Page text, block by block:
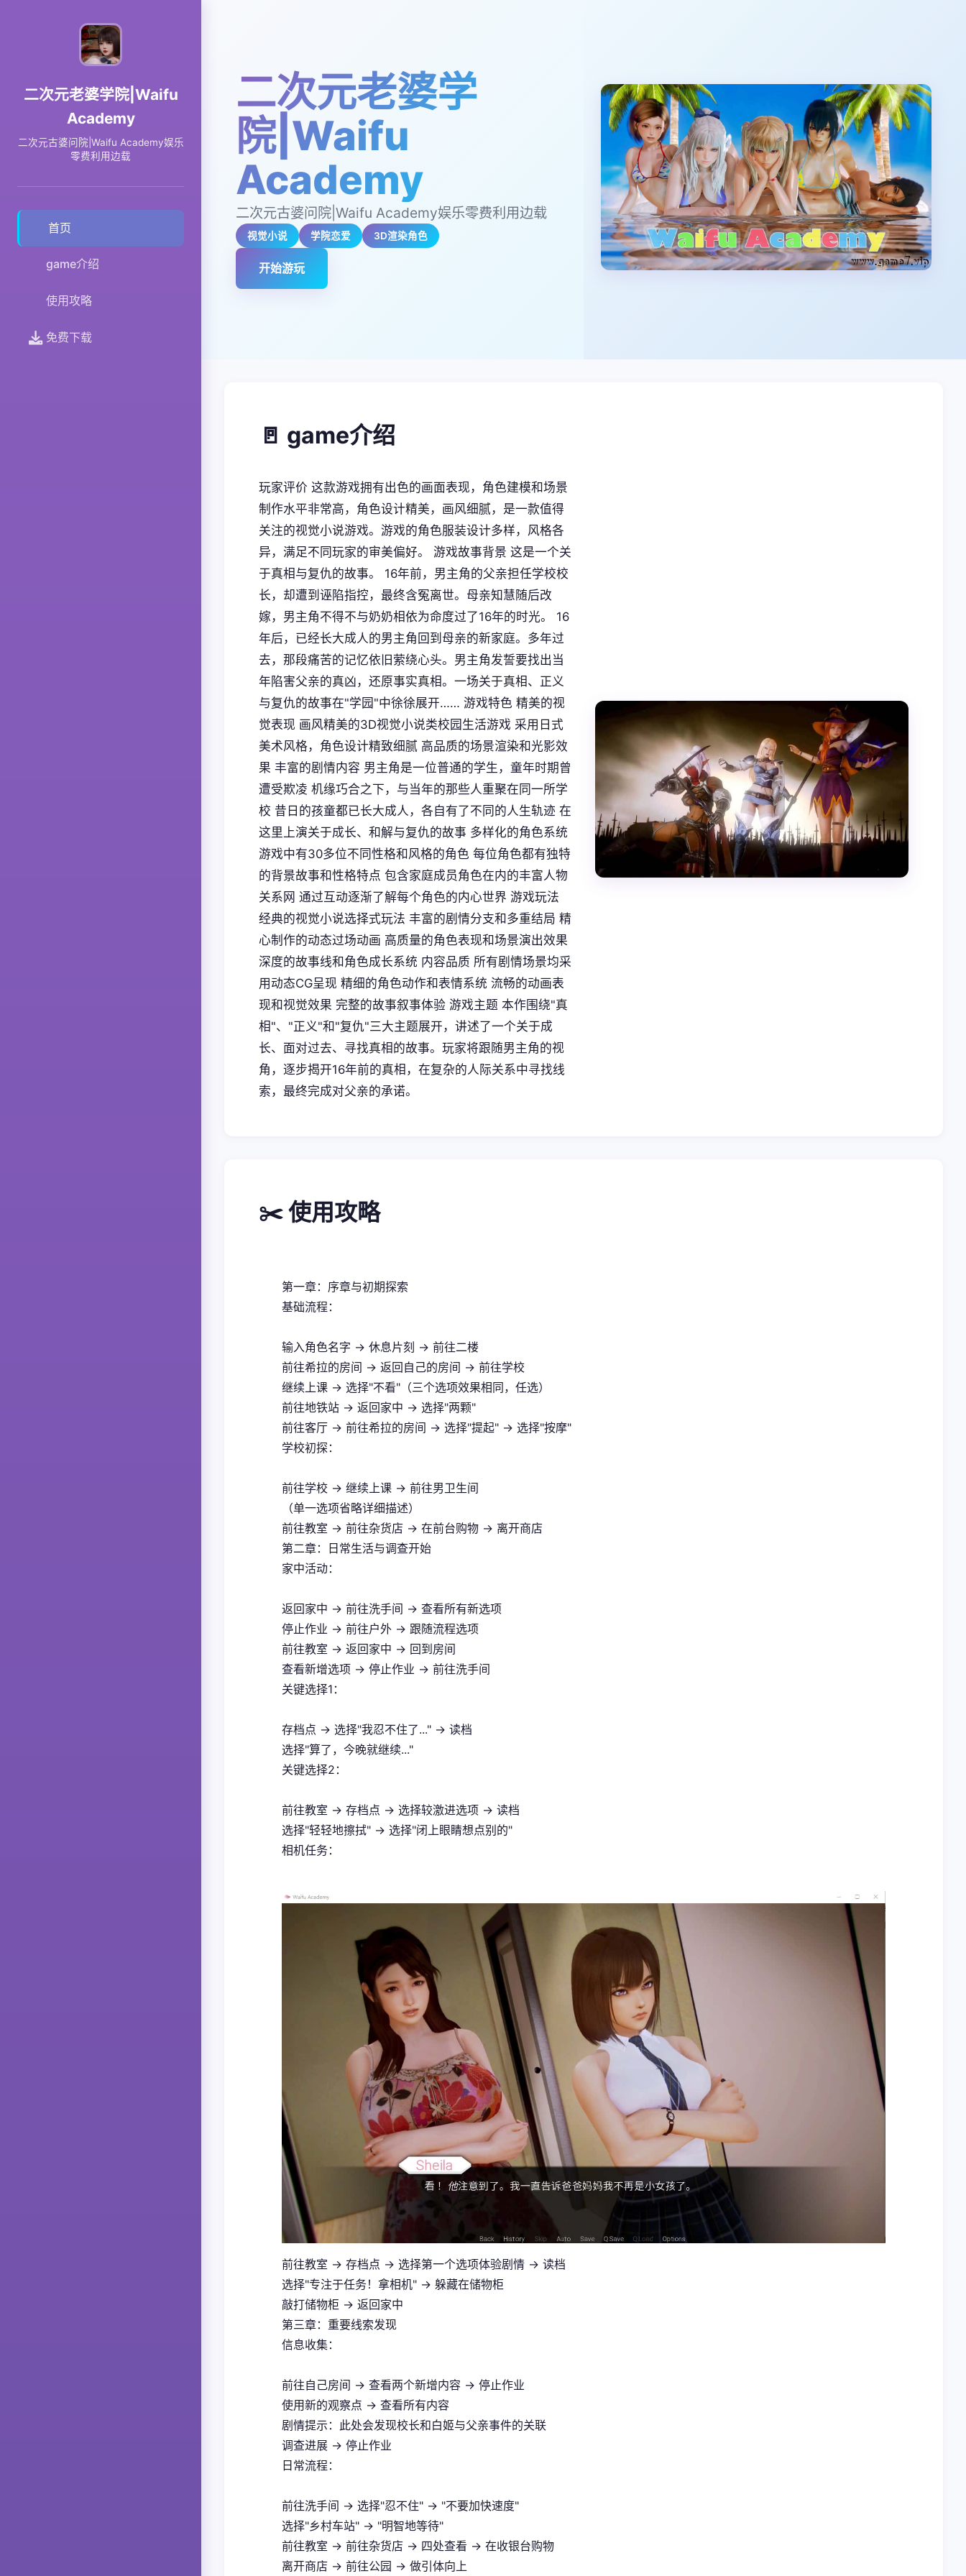
二次元老婆学院|Waifu
Academy
二次元古婆问院|Waifu Academy娱乐
零费利用边载
首页
game介绍
使用攻略
免费下载
二次元老婆学
院|Waifu
Academy
二次元古婆问院|Waifu Academy娱乐零费利用边载
视觉小说 学院恋爱 3D渲染角色
开始游玩
🚪 game介绍
玩家评价 这款游戏拥有出色的画面表现，角色建模和场景
制作水平非常高，角色设计精美，画风细腻，是一款值得
关注的视觉小说游戏。游戏的角色服装设计多样，风格各
异，满足不同玩家的审美偏好。 游戏故事背景 这是一个关
于真相与复仇的故事。 16年前，男主角的父亲担任学校校
长，却遭到诬陷指控，最终含冤离世。母亲知慧随后改
嫁，男主角不得不与奶奶相依为命度过了16年的时光。 16
年后，已经长大成人的男主角回到母亲的新家庭。多年过
去，那段痛苦的记忆依旧萦绕心头。男主角发誓要找出当
年陷害父亲的真凶，还原事实真相。一场关于真相、正义
与复仇的故事在"学园"中徐徐展开…… 游戏特色 精美的视
觉表现 画风精美的3D视觉小说类校园生活游戏 采用日式
美术风格，角色设计精致细腻 高品质的场景渲染和光影效
果 丰富的剧情内容 男主角是一位普通的学生，童年时期曾
遭受欺凌 机缘巧合之下，与当年的那些人重聚在同一所学
校 昔日的孩童都已长大成人，各自有了不同的人生轨迹 在
这里上演关于成长、和解与复仇的故事 多样化的角色系统
游戏中有30多位不同性格和风格的角色 每位角色都有独特
的背景故事和性格特点 包含家庭成员角色在内的丰富人物
关系网 通过互动逐渐了解每个角色的内心世界 游戏玩法
经典的视觉小说选择式玩法 丰富的剧情分支和多重结局 精
心制作的动态过场动画 高质量的角色表现和场景演出效果
深度的故事线和角色成长系统 内容品质 所有剧情场景均采
用动态CG呈现 精细的角色动作和表情系统 流畅的动画表
现和视觉效果 完整的故事叙事体验 游戏主题 本作围绕"真
相"、"正义"和"复仇"三大主题展开，讲述了一个关于成
长、面对过去、寻找真相的故事。玩家将跟随男主角的视
角，逐步揭开16年前的真相，在复杂的人际关系中寻找线
索，最终完成对父亲的承诺。
✂️ 使用攻略
第一章：序章与初期探索
基础流程：
输入角色名字 → 休息片刻 → 前往二楼
前往希拉的房间 → 返回自己的房间 → 前往学校
继续上课 → 选择"不看"（三个选项效果相同，任选）
前往地铁站 → 返回家中 → 选择"两颗"
前往客厅 → 前往希拉的房间 → 选择"提起" → 选择"按摩"
学校初探：
前往学校 → 继续上课 → 前往男卫生间
（单一选项省略详细描述）
前往教室 → 前往杂货店 → 在前台购物 → 离开商店
第二章：日常生活与调查开始
家中活动：
返回家中 → 前往洗手间 → 查看所有新选项
停止作业 → 前往户外 → 跟随流程选项
前往教室 → 返回家中 → 回到房间
查看新增选项 → 停止作业 → 前往洗手间
关键选择1：
存档点 → 选择"我忍不住了..." → 读档
选择"算了，今晚就继续..."
关键选择2：
前往教室 → 存档点 → 选择较激进选项 → 读档
选择"轻轻地擦拭" → 选择"闭上眼睛想点别的"
相机任务：
前往教室 → 存档点 → 选择第一个选项体验剧情 → 读档
选择"专注于任务！拿相机" → 躲藏在储物柜
敲打储物柜 → 返回家中
第三章：重要线索发现
信息收集：
前往自己房间 → 查看两个新增内容 → 停止作业
使用新的观察点 → 查看所有内容
剧情提示：此处会发现校长和白姬与父亲事件的关联
调查进展 → 停止作业
日常流程：
前往洗手间 → 选择"忍不住" → "不要加快速度"
选择"乡村车站" → "明智地等待"
前往教室 → 前往杂货店 → 四处查看 → 在收银台购物
离开商店 → 前往公园 → 做引体向上